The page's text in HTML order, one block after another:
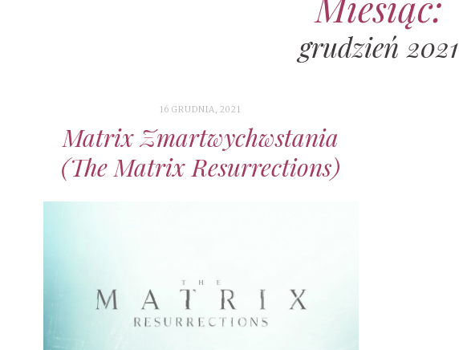
grudzień 2021
16 GRUDNIA, 2021
Matrix Zmartwychwstania
(The Matrix Resurrections)